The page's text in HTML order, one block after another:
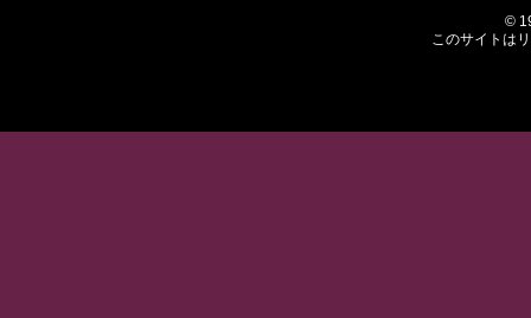
©
このサイトは